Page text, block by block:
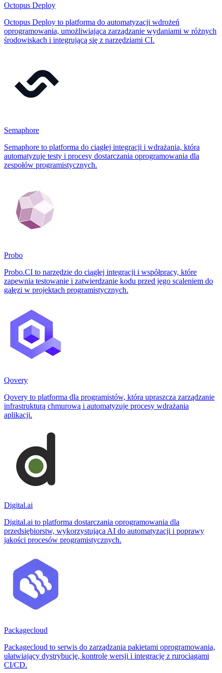
Octopus Deploy
Octopus Deploy to platforma do automatyzacji wdrożeń
oprogramowania, umożliwiająca zarządzanie wydaniami w różnych
środowiskach i integrującą się z narzędziami CI.
Semaphore
Semaphore to platforma do ciągłej integracji i wdrażania, która
automatyzuje testy i procesy dostarczania oprogramowania dla
zespołów programistycznych.
Probo
Probo.CI to narzędzie do ciągłej integracji i współpracy, które
zapewnia testowanie i zatwierdzanie kodu przed jego scaleniem do
gałęzi w projektach programistycznych.
Qovery
Qovery to platforma dla programistów, która upraszcza zarządzanie
infrastrukturą chmurową i automatyzuje procesy wdrażania
aplikacji.
Digital.ai
Digital.ai to platforma dostarczania oprogramowania dla
przedsiębiorstw, wykorzystująca AI do automatyzacji i poprawy
jakości procesów programistycznych.
Packagecloud
Packagecloud to serwis do zarządzania pakietami oprogramowania,
ułatwiający dystrybucję, kontrolę wersji i integrację z rurociągami
CI/CD.